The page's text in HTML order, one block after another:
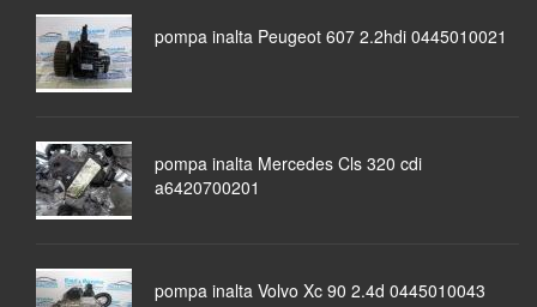
pompa inalta Peugeot 607 2.2hdi 0445010021
pompa inalta Mercedes Cls 320 cdi
a6420700201
pompa inalta Volvo Xc 90 2.4d 0445010043